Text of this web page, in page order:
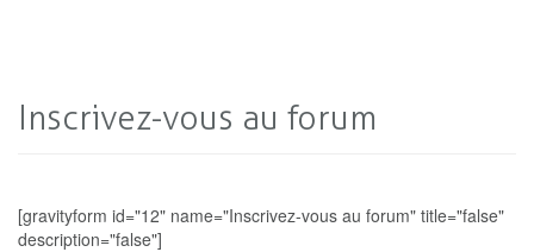
Inscrivez-vous au forum
[gravityform id="12" name="Inscrivez-vous au forum" title="false"
description="false"]